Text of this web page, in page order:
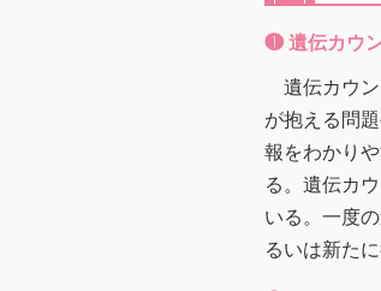
❶ 遺伝カウ
遺伝カウ
が抱える問
報をわかり
る。遺伝カ
いる。一度
るいは新た